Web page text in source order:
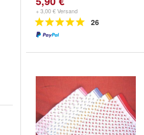
+ 3,00 € Versand
26